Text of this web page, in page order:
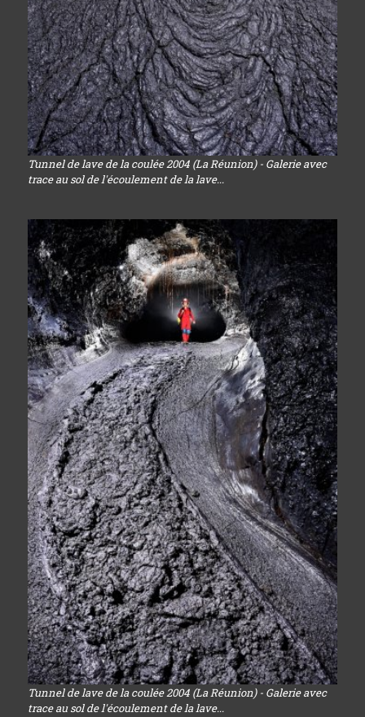
Tunnel de lave de la coulée 2004 (La Réunion) - Galerie avec
trace au sol de l'écoulement de la lave...
Tunnel de lave de la coulée 2004 (La Réunion) - Galerie avec
trace au sol de l'écoulement de la lave...